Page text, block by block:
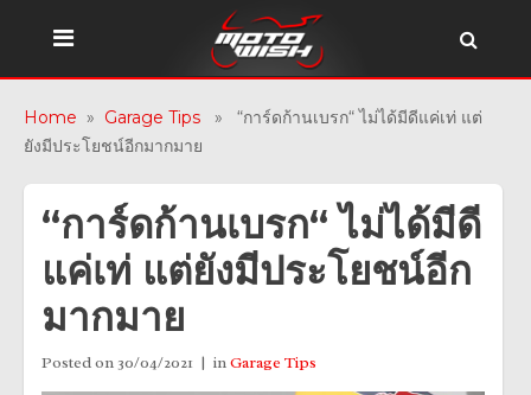
Home » Garage Tips » “การ์ดก้านเบรก“ ไม่ได้มีดีแค่เท่ แต่
ยังมีประโยชน์อีกมากมาย
“การ์ดก้านเบรก“ ไม่ได้มีดี
แค่เท่ แต่ยังมีประโยชน์อีก
มากมาย
Posted on 30/04/2021 inGarage Tips